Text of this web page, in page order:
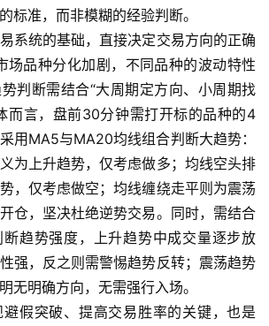
标准，而非模糊的经验判断。
系统的基础，直接决定交易方向的正确
场品种分化加剧，不同品种的波动特性
判断需结合“大周期定方向、小周期找
而言，盘前30分钟需打开标的品种的4
用MA5与MA20均线组合判断大趋势：
为上升趋势，仅考虑做多；均线空头排
，仅考虑做空；均线缠绕走平则为震荡
仓，坚决杜绝逆势交易。同时，需结合
趋势强度，上升趋势中成交量逐步放
强，反之则需警惕趋势反转；震荡趋势
无明确方向，无需强行入场。
假突破、提高交易胜率的关键，也是